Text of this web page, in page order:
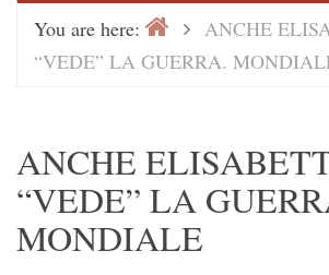
You are here: HomeANCHE
“VEDE” LA GUERRA.
ANCHE
“VEDE” LA
MONDIALE